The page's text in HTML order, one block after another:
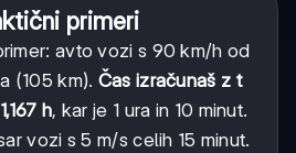
primeri
avto vozi s 90 km/h od
(105 km). Čas izračunaš z t
h, kar je 1 ura in 10 minut.
vozi s 5 m/s celih 15 minut.